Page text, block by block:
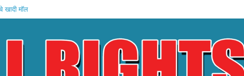
खादी मॉल
की शुरुआत
हजार करोड़
इनामी अरेस्ट